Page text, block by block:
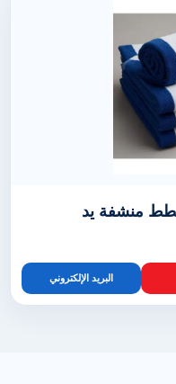
البريد الإلكتروني